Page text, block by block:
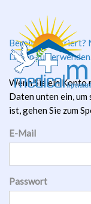
Bereits registriert?
Daten zu
Wenn Sie ein
Daten unten ein,
ist, gehen Sie zum
E-Mail
Passwort